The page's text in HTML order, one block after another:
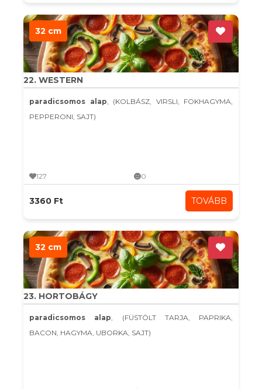
32 cm
22. WESTERN
paradicsomos alap, (KOLBÁSZ, VIRSLI, FOKHAGYMA,
PEPPERONI, SAJT)
127 0
3360 Ft TOVÁBB
32 cm
23. HORTOBÁGY
paradicsomos alap, (FÜSTÖLT TARJA, PAPRIKA,
BACON, HAGYMA, UBORKA, SAJT)